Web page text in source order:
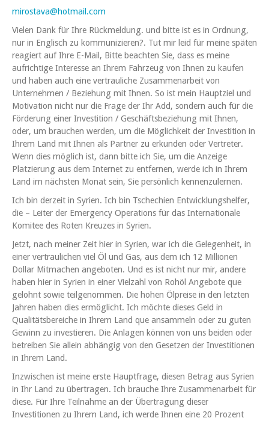
mirostava@hotmail.com
Vielen Dank für Ihre Rückmeldung. und bitte ist es in Ordnung,
nur in Englisch zu kommunizieren?. Tut mir leid für meine späten
reagiert auf Ihre E-Mail, Bitte beachten Sie, dass es meine
aufrichtige Interesse an Ihrem Fahrzeug von Ihnen zu kaufen
und haben auch eine vertrauliche Zusammenarbeit von
Unternehmen / Beziehung mit Ihnen. So ist mein Hauptziel und
Motivation nicht nur die Frage der Ihr Add, sondern auch für die
Förderung einer Investition / Geschäftsbeziehung mit Ihnen,
oder, um brauchen werden, um die Möglichkeit der Investition in
Ihrem Land mit Ihnen als Partner zu erkunden oder Vertreter.
Wenn dies möglich ist, dann bitte ich Sie, um die Anzeige
Platzierung aus dem Internet zu entfernen, werde ich in Ihrem
Land im nächsten Monat sein, Sie persönlich kennenzulernen.
Ich bin derzeit in Syrien. Ich bin Tschechien Entwicklungshelfer,
die – Leiter der Emergency Operations für das Internationale
Komitee des Roten Kreuzes in Syrien.
Jetzt, nach meiner Zeit hier in Syrien, war ich die Gelegenheit, in
einer vertraulichen viel Öl und Gas, aus dem ich 12 Millionen
Dollar Mitmachen angeboten. Und es ist nicht nur mir, andere
haben hier in Syrien in einer Vielzahl von Rohöl Angebote que
gelohnt sowie teilgenommen. Die hohen Ölpreise in den letzten
Jahren haben dies ermöglicht. Ich möchte dieses Geld in
Qualitätsbereiche in Ihrem Land que ansammeln oder zu guten
Gewinn zu investieren. Die Anlagen können von uns beiden oder
betreiben Sie allein abhängig von den Gesetzen der Investitionen
in Ihrem Land.
Inzwischen ist meine erste Hauptfrage, diesen Betrag aus Syrien
in Ihr Land zu übertragen. Ich brauche Ihre Zusammenarbeit für
diese. Für Ihre Teilnahme an der Übertragung dieser
Investitionen zu Ihrem Land, ich werde Ihnen eine 20 Prozent